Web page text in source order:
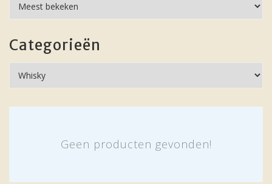
Categorieën
Geen producten gevonden!